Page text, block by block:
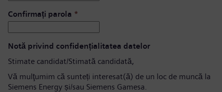
Confirmați parola *
Notă privind confidențialitatea datelor
Stimate candidat/Stimată candidată,
Vă mulţumim că sunteți interesat(ă) de un loc de muncă la
Siemens Energy și/sau Siemens Gamesa.